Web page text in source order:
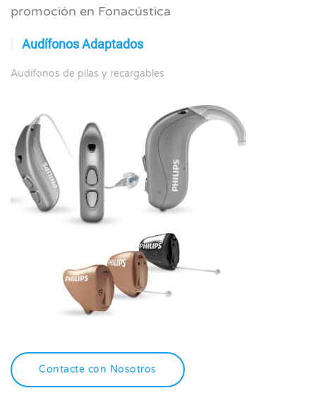
promoción en Fonacústica
Audífonos Adaptados
Audífonos de pilas y recargables
Contacte con Nosotros